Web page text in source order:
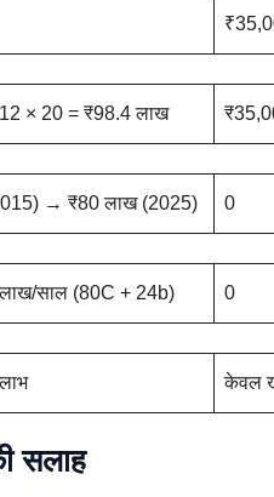
× 20 = ₹98.4 लाख
→ ₹80 लाख (2025) 0
साल (80C + 24b) 0
केवल
सलाह